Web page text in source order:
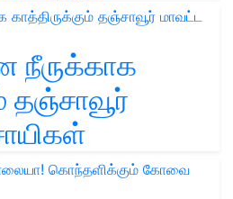
நீருக்காக
தஞ்சாவூர்